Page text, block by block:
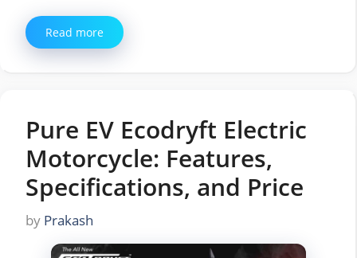
Read more
Pure EV Ecodryft Electric
Motorcycle: Features,
Specifications, and Price
by Prakash